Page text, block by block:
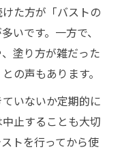
た方が「バストの
いです。一方で、
塗り方が雑だった
の声もあります。
いないか定期的に
止することも大切
トを行ってから使